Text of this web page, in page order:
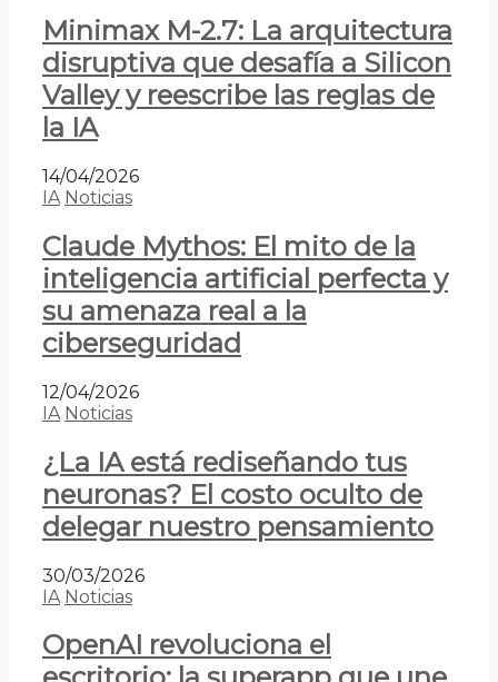
Minimax M-2.7: La arquitectura
disruptiva que desafía a Silicon
Valley y reescribe las reglas de
la IA
14/04/2026
IA Noticias
Claude Mythos: El mito de la
inteligencia artificial perfecta y
su amenaza real a la
ciberseguridad
12/04/2026
IA Noticias
¿La IA está rediseñando tus
neuronas? El costo oculto de
delegar nuestro pensamiento
30/03/2026
IA Noticias
OpenAI revoluciona el